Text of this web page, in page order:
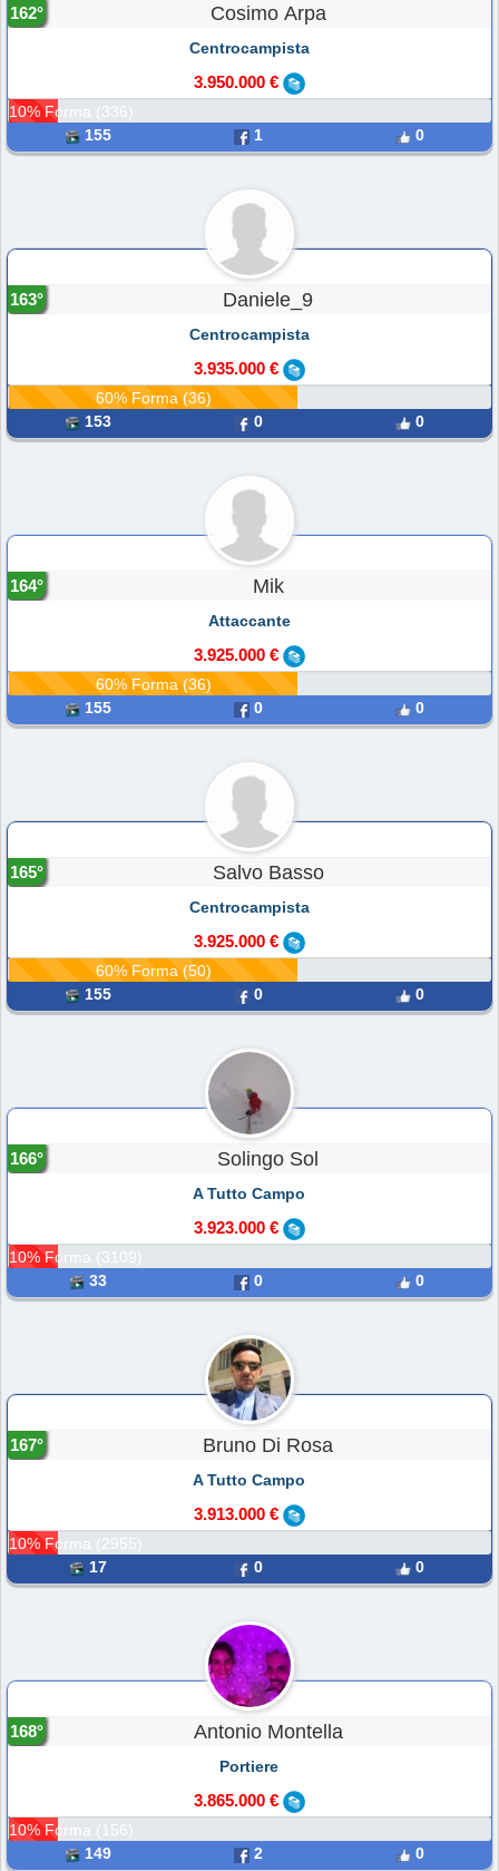
Cosimo Arpa
162°
Centrocampista
3.950.000 €
10% Forma (336)
155
1 0
Daniele_9
163°
Centrocampista
3.935.000 €
60% Forma (36)
153
0 0
Mik
164°
Attaccante
3.925.000 €
60% Forma (36)
155
0 0
Salvo Basso
165°
Centrocampista
3.925.000 €
60% Forma (50)
155
0 0
Solingo Sol
166°
A Tutto Campo
3.923.000 €
10% Forma (3109)
33
0 0
Bruno Di Rosa
167°
A Tutto Campo
3.913.000 €
10% Forma (2955)
17
0 0
Antonio Montella
168°
Portiere
3.865.000 €
10% Forma (156)
149
2 0